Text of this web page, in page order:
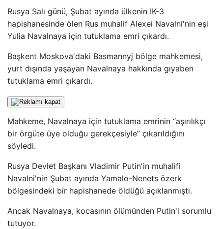
Rusya Salı günü, Şubat ayında ülkenin IK-3
hapishanesinde ölen Rus muhalif Alexei Navalni'nin eşi
Yulia Navalnaya için tutuklama emri çıkardı.
Başkent Moskova'daki Basmannyj bölge mahkemesi,
yurt dışında yaşayan Navalnaya hakkında gıyaben
tutuklama emri çıkardı.
Mahkeme, Navalnaya için tutuklama emrinin “aşırılıkçı
bir örgüte üye olduğu gerekçesiyle” çıkarıldığını
söyledi.
Rusya Devlet Başkanı Vladimir Putin'in muhalifi
Navalni'nin Şubat ayında Yamalo-Nenets özerk
bölgesindeki bir hapishanede öldüğü açıklanmıştı.
Ancak Navalnaya, kocasının ölümünden Putin'i sorumlu
tutuyor.